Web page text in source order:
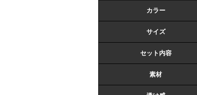
カラー
サイズ
セット内容
素材